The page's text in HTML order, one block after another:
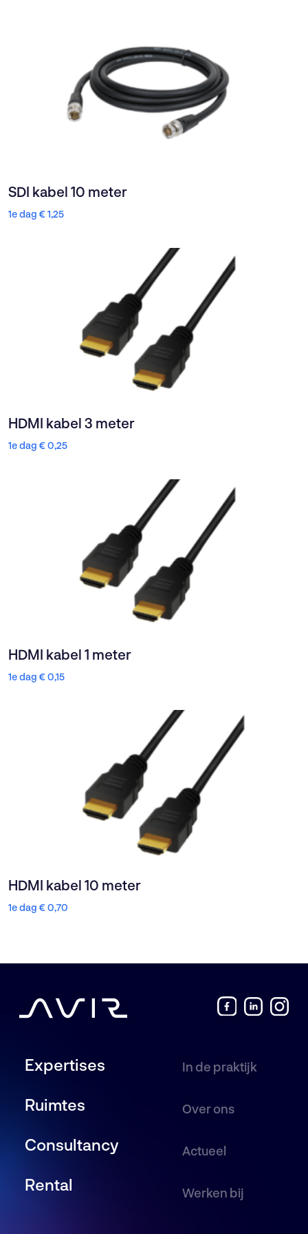
SDI kabel 10 meter
1e dag €1,25
HDMI kabel 3 meter
1e dag €0,25
HDMI kabel 1 meter
1e dag €0,15
HDMI kabel 10 meter
1e dag €0,70
Expertises
Ruimtes
Consultancy
Rental
In de praktijk
Over ons
Actueel
Werken bij